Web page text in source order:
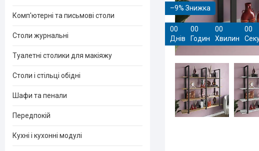
–9%
00
Днів
00
Годин
00
Хвилин
00
Комп'ютерні та письмові столи
Столи журнальні
Туалетні столики для макіяжу
Столи і стільці обідні
Шафи та пенали
Передпокій
Кухні і кухонні модулі